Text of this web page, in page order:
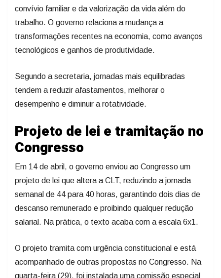
convívio familiar e da valorização da vida além do
trabalho. O governo relaciona a mudança a
transformações recentes na economia, como avanços
tecnológicos e ganhos de produtividade.
Segundo a secretaria, jornadas mais equilibradas
tendem a reduzir afastamentos, melhorar o
desempenho e diminuir a rotatividade.
Projeto de lei e tramitação no
Congresso
Em 14 de abril, o governo enviou ao Congresso um
projeto de lei que altera a CLT, reduzindo a jornada
semanal de 44 para 40 horas, garantindo dois dias de
descanso remunerado e proibindo qualquer redução
salarial. Na prática, o texto acaba com a escala 6x1.
O projeto tramita com urgência constitucional e está
acompanhado de outras propostas no Congresso. Na
quarta-feira (29), foi instalada uma comissão especial